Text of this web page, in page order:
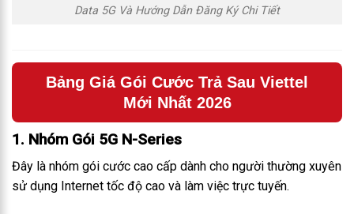
Data 5G Và Hướng Dẫn Đăng Ký Chi Tiết
Bảng Giá Gói Cước Trả Sau Viettel
Mới Nhất 2026
1. Nhóm Gói 5G N-Series
Đây là nhóm gói cước cao cấp dành cho người thường xuyên
sử dụng Internet tốc độ cao và làm việc trực tuyến.